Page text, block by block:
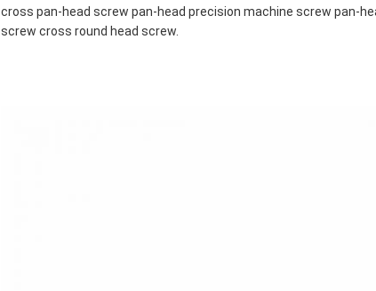
cross pan-head screw pan-head precision machine screw pan-
screw cross round head screw.